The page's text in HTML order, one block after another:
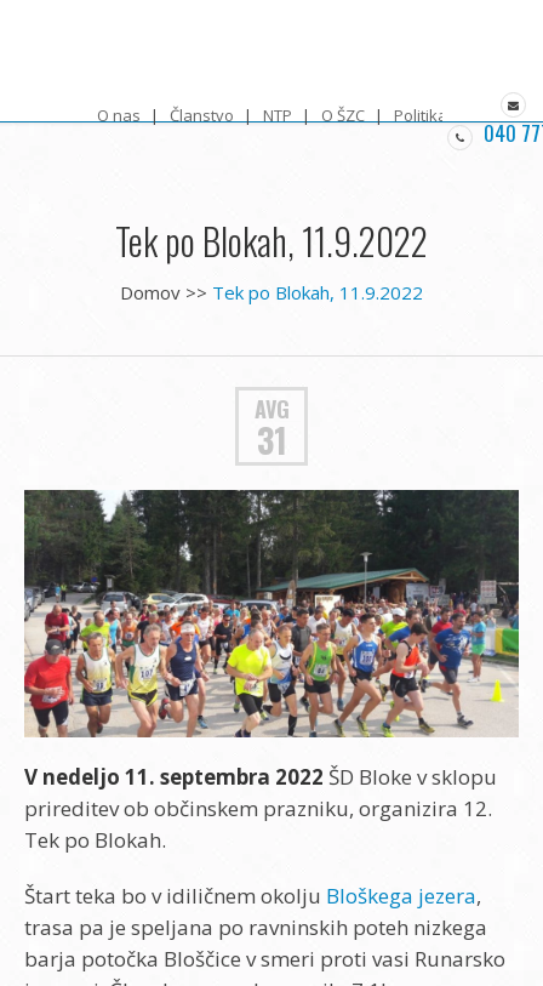
O nas Članstvo NTP O ŠZC Politika zasebnosti
040
Tek po Blokah, 11.9.2022
Domov >> Tek po Blokah, 11.9.2022
AVG
31
V nedeljo 11. septembra 2022 ŠD Bloke v sklopu
prireditev ob občinskem prazniku, organizira 12.
Tek po Blokah.
Štart teka bo v idiličnem okolju Bloškega jezera,
trasa pa je speljana po ravninskih poteh nizkega
barja potočka Bloščice v smeri proti vasi Runarsko